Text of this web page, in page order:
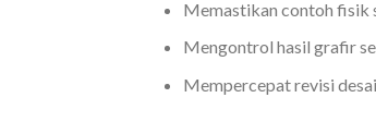
Memastikan contoh fisik
Mengontrol hasil grafir
Mempercepat revisi